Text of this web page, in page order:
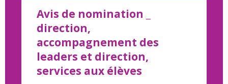
Avis de nomination _
direction,
accompagnement des
leaders et direction,
services aux élèves